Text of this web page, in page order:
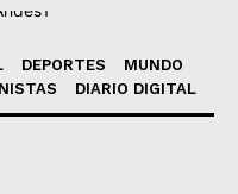
DEPORTES
MUNDO
DIARIO DIGITAL